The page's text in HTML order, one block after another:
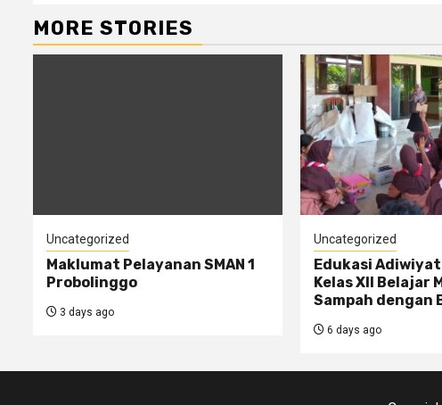
MORE STORIES
Uncategorized
Maklumat Pelayanan SMAN 1
Probolinggo
3 days ago
Uncategorized
Edukasi
Kelas XII Belajar
Sampah dengan
6 days ago